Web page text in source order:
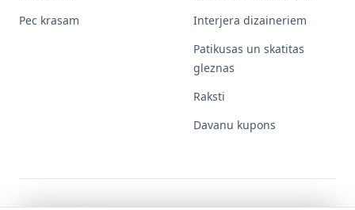
Pec krasam
Interjera dizaineriem
Patikusas un skatitas
gleznas
Raksti
Davanu kupons